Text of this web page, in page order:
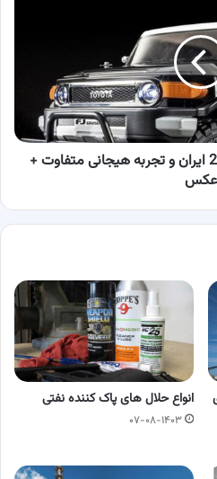
برترین خودروهای آفرود 2023 ایران و تجربه هیجانی متفاوت +
عکس
انواع حلال های پاک کننده نفتی
۰۷-۰۸-۱۴۰۳